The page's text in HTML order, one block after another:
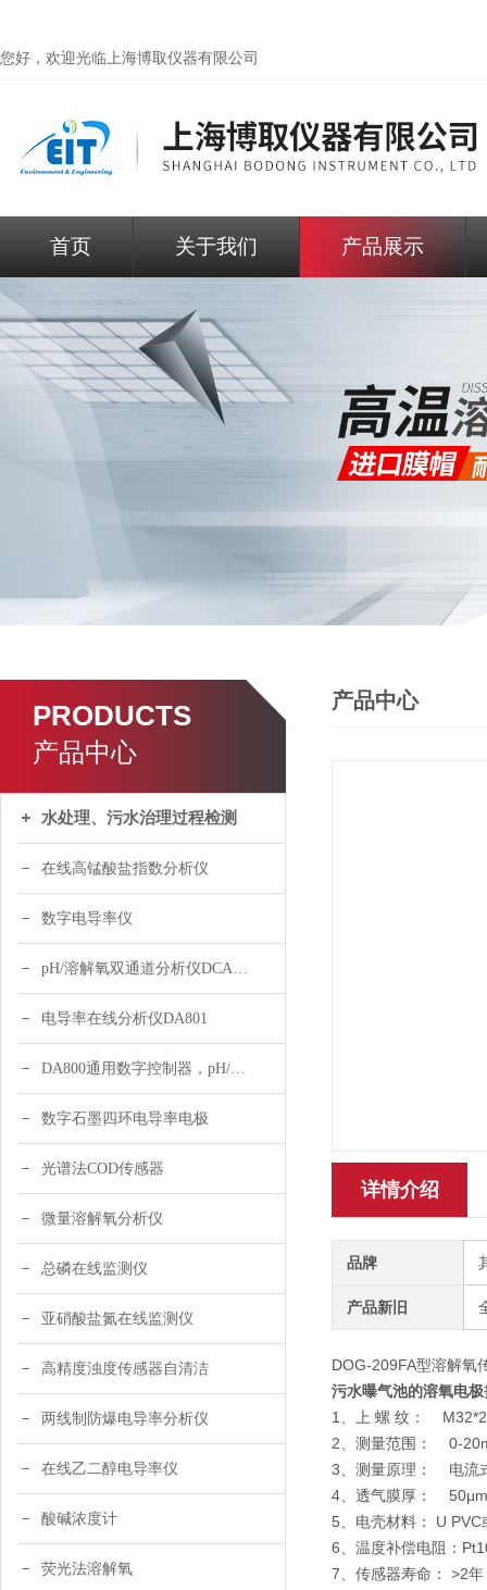
您好，欢迎光临上海博取仪器有限公司
首页 关于我们 产品展示
PRODUCTS
产品中心
水处理、污水治理过程检测
在线高锰酸盐指数分析仪
数字电导率仪
pH/溶解氧双通道分析仪DCA120
电导率在线分析仪DA801
DA800通用数字控制器，pH/DO/ORP多参数
数字石墨四环电导率电极
光谱法COD传感器
微量溶解氧分析仪
总磷在线监测仪
亚硝酸盐氮在线监测仪
高精度浊度传感器自清洁
两线制防爆电导率分析仪
在线乙二醇电导率仪
酸碱浓度计
荧光法溶解氧
产品中心
详情介绍
品牌
产品新旧
DOG-209FA型溶解氧
污水曝气池的溶氧电极
1、上 螺
2、测量范围
3、测量原理：
4、透气膜
5、电壳材料
6、温度补偿电阻：
7、传